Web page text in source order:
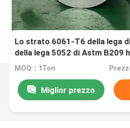
Lo strato 6061-T6 della lega
della lega 5052 di Astm B209
strisce di alluminio
MOQ：1Ton
Miglior prezzo